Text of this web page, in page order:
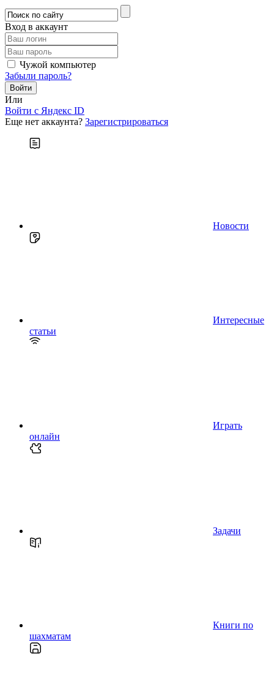
Вход в аккаунт
Чужой компьютер
Забыли пароль?
Или
Войти c Яндекс ID
Еще нет аккаунта? Зарегистрироваться
Новости
Интересные
статьи
Играть
онлайн
Задачи
Книги по
шахматам